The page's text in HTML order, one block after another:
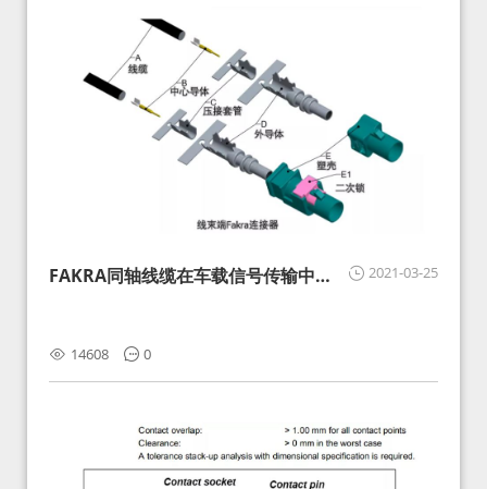
2021-03-25
FAKRA同轴线缆在车载信号传输中的
14608 0